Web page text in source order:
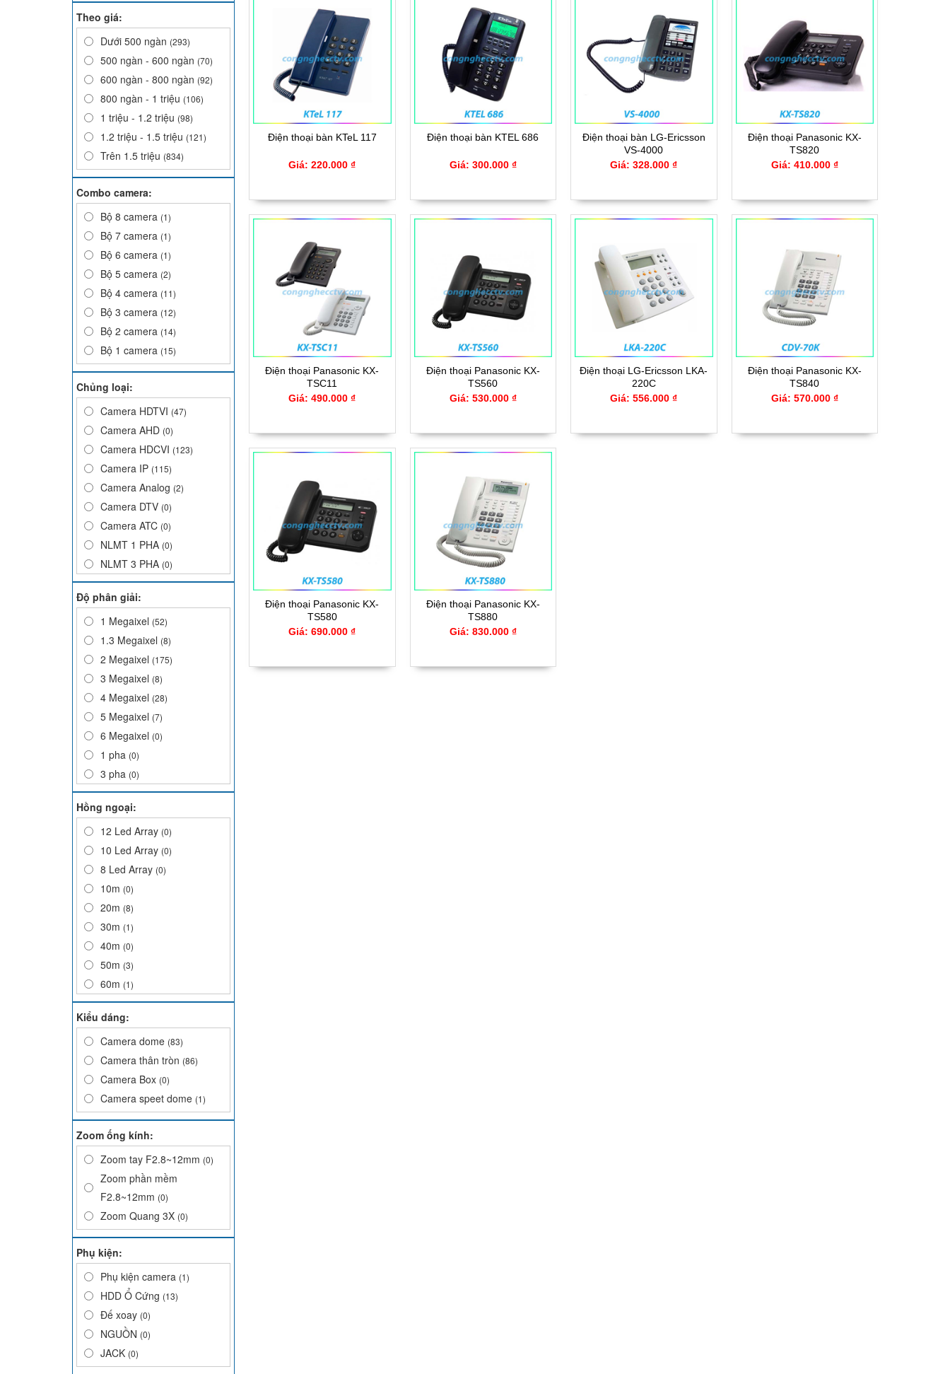
(106)
(307)
Theo giá:
Dưới 500 ngàn (293)
500 ngàn - 600 ngàn (70)
600 ngàn - 800 ngàn (92)
800 ngàn - 1 triệu (106)
1 triệu - 1.2 triệu (98)
1.2 triệu - 1.5 triệu (121)
Trên 1.5 triệu (834)
Combo camera:
Bộ 8 camera (1)
Bộ 7 camera (1)
Bộ 6 camera (1)
Bộ 5 camera (2)
Bộ 4 camera (11)
Bộ 3 camera (12)
Bộ 2 camera (14)
Bộ 1 camera (15)
Chủng loại:
Camera HDTVI (47)
Camera AHD (0)
Camera HDCVI (123)
Camera IP (115)
Camera Analog (2)
Camera DTV (0)
Camera ATC (0)
NLMT 1 PHA (0)
NLMT 3 PHA (0)
ĐÈN LED(5)
TẤM PIN MONO
ĐÈN ĐƯỜNG(8)
Ổ CỨNG(12)
THẺ NHỚ(8)
Độ phân giải:
1 Megaixel (52)
1.3 Megaixel (8)
2 Megaixel (175)
3 Megaixel (8)
4 Megaixel (28)
5 Megaixel (7)
6 Megaixel (0)
1 pha (0)
3 pha (0)
Hồng ngoại:
12 Led Array (0)
10 Led Array (0)
8 Led Array (0)
10m (0)
20m (8)
30m (1)
40m (0)
50m (3)
60m (1)
80m(1)
Kiểu dáng:
Camera dome (83)
Camera thân tròn (86)
Camera Box (0)
Camera speet dome (1)
Zoom ống kính:
Zoom tay F2.8~12mm (0)
Zoom phần mềm
F2.8~12mm (0)
Zoom Quang 3X (0)
Phụ kiện:
Phụ kiện camera (1)
HDD Ổ Cứng (13)
Đế xoay (0)
NGUỒN (0)
JACK (0)
Điện thoại bàn KTeL 117
Giá: 220.000 ₫
Điện thoại bàn KTEL 686
Giá: 300.000 ₫
Điện thoại bàn LG-Ericsson
VS-4000
Giá: 328.000 ₫
Điện thoại Panasonic KX-
TS820
Giá: 410.000 ₫
Điện thoại Panasonic KX-
TSC11
Giá: 490.000 ₫
Điện thoại Panasonic KX-
TS560
Giá: 530.000 ₫
Điện thoại LG-Ericsson LKA-
220C
Giá: 556.000 ₫
Điện thoại Panasonic KX-
TS840
Giá: 570.000 ₫
Điện thoại Panasonic KX-
TS580
Giá: 690.000 ₫
Điện thoại Panasonic KX-
TS880
Giá: 830.000 ₫